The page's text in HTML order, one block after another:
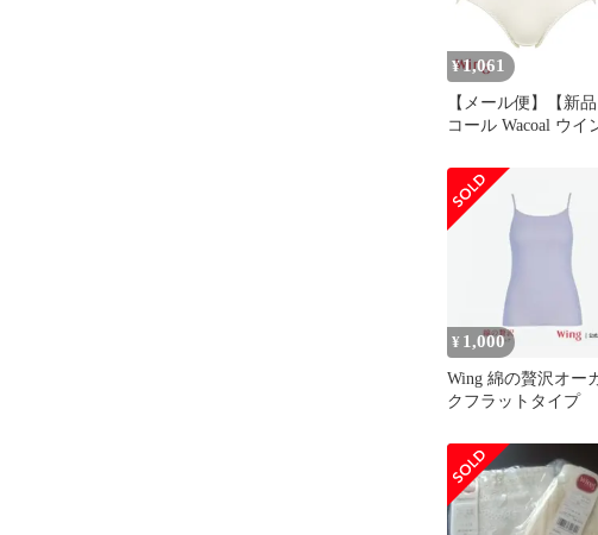
¥1,061
【メール便】【新
コール Wacoal ウイ
ク ショーツ ML コッ
綿混 天然素材 なめ
(LL)
¥ 1,000
Wing 綿の贅沢オー
クフラットタイプ